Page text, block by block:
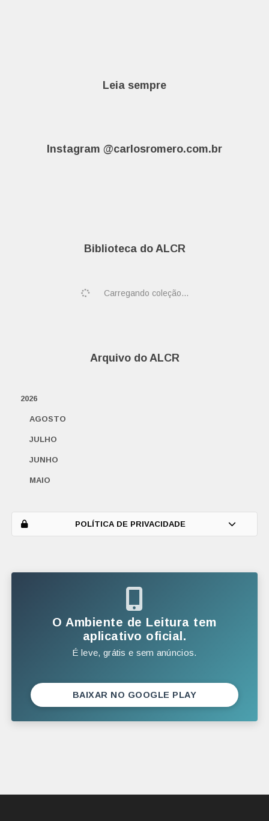
Leia sempre
Instagram @carlosromero.com.br
Biblioteca do ALCR
Carregando coleção...
Arquivo do ALCR
2026
AGOSTO
JULHO
JUNHO
MAIO
AGOSTO
MARÇO
POLÍTICA DE PRIVACIDADE
O Ambiente de Leitura tem
aplicativo oficial.
É leve, grátis e sem anúncios.
BAIXAR NO GOOGLE PLAY